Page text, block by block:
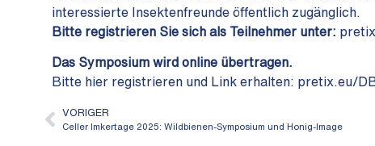
interessierte Insektenfreunde öffentlich zugänglich.
Bitte registrieren Sie sich als Teilnehmer unter:
Das Symposium wird online übertragen.
Bitte hier registrieren und Link erhalten: pretix.eu/
VORIGER
Celler Imkertage 2025: Wildbienen-Symposium und Honig-Image